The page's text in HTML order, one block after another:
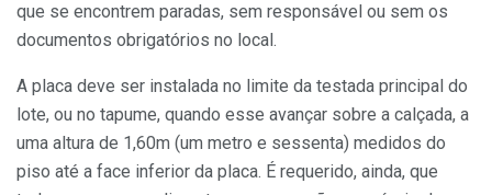
que se encontrem paradas, sem responsável ou sem os
documentos obrigatórios no local.
A placa deve ser instalada no limite da testada principal do
lote, ou no tapume, quando esse avançar sobre a calçada, a
uma altura de 1,60m (um metro e sessenta) medidos do
piso até a face inferior da placa. É requerido, ainda, que